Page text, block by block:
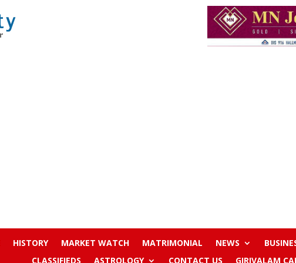
HISTORY MARKET WATCH MATRIMONIAL NEWS
CLASSIFIEDS
ASTROLOGY CONTACT US GIRIVALAM